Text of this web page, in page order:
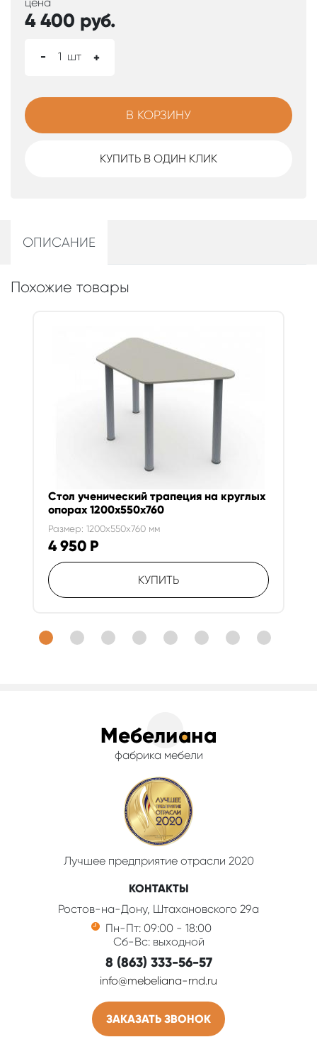
4 400 руб.
- 1 шт +
В КОРЗИНУ
КУПИТЬ В ОДИН КЛИК
ОПИСАНИЕ
Похожие товары
Стол ученический трапеция на круглых
опорах 1200х550х760
Размер: 1200x550x760 мм
4 950 Р
КУПИТЬ
фабрика мебели
Лучшее предприятие отрасли 2020
КОНТАКТЫ
Ростов-на-Дону, Штахановского 29а
Пн-Пт: 09:00 - 18:00
Сб-Вс: выходной
8 (863) 333-56-57
info@mebeliana-rnd.ru
ЗАКАЗАТЬ ЗВОНОК